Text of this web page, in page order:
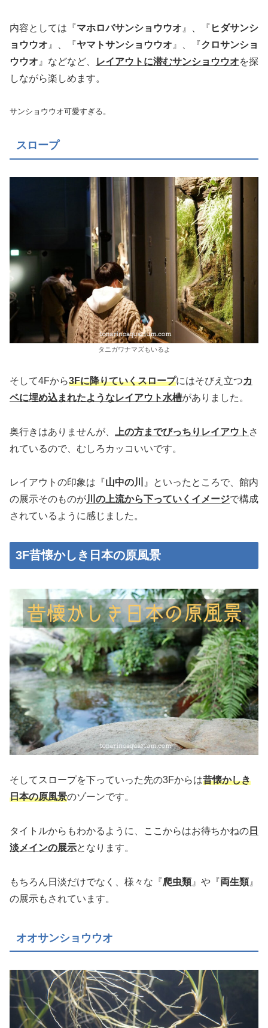
内容としては『マホロバサンショウウオ 』、『 ヒダサンシ
ョウウオ 』、『ヤマトサンショウウオ 』、『クロサンショ
ウウオ 』などなど、 レイアウトに潜むサンショウウオを探
しながら楽しめます。
サンショウウオ可愛すぎる。
スロープ
タニガワナマズもいるよ
そして4Fから3Fに降りていくスロープにはそびえ立つカ
ベに埋め込まれたようなレイアウト水槽がありました。
奥行きはありませんが、 上の方までびっちりレイアウト さ
れているので、むしろカッコいいです。
レイアウトの印象は『山中の川 』といったところで、館内
の展示そのものが川の上流から下っていくイメージで構成
されているように感じました。
3F昔懐かしき日本の原風景
そしてスロープを下っていった先の3Fからは昔懐かしき
日本の原風景のゾーンです。
タイトルからもわかるように、ここからはお待ちかねの 日
淡メインの展示となります。
もちろん日淡だけでなく、様々な『爬虫類』や『両生類』
の展示もされています。
オオサンショウウオ